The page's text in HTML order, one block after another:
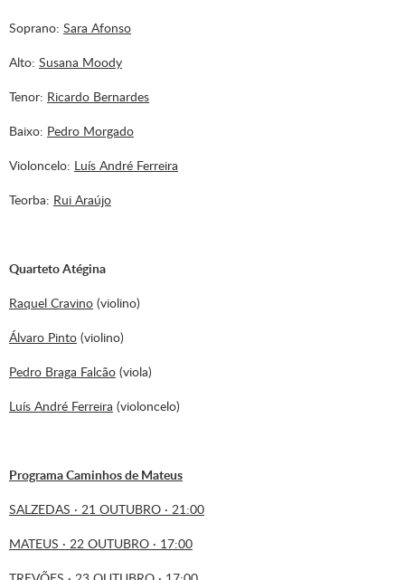
Soprano: Sara Afonso
Alto: Susana Moody
Tenor: Ricardo Bernardes
Baixo: Pedro Morgado
Violoncelo: Luís André Ferreira
Teorba: Rui Araújo
Quarteto Atégina
Raquel Cravino (violino)
Álvaro Pinto (violino)
Pedro Braga Falcão (viola)
Luís André Ferreira (violoncelo)
Programa Caminhos de Mateus
SALZEDAS · 21 OUTUBRO · 21:00
MATEUS · 22 OUTUBRO · 17:00